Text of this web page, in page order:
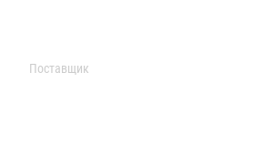
Поставщик